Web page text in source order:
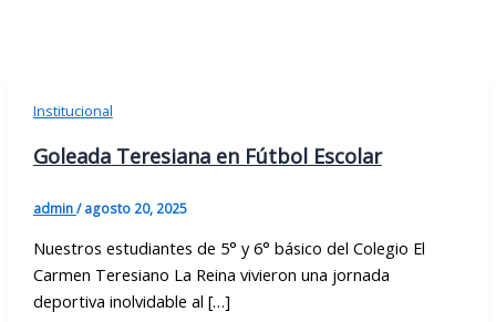
Institucional
Goleada Teresiana en Fútbol Escolar
admin/agosto 20, 2025
Nuestros estudiantes de 5° y 6° básico del Colegio El
Carmen Teresiano La Reina vivieron una jornada
deportiva inolvidable al […]